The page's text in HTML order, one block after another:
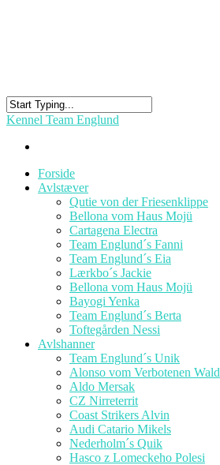
Kennel Team Englund
Forside
Avlstæver
Qutie von der Friesenklippe
Bellona vom Haus Mojü
Cartagena Electra
Team Englund´s Fanni
Team Englund´s Eia
Lærkbo´s Jackie
Bellona vom Haus Mojü
Bayogi Yenka
Team Englund´s Berta
Toftegården Nessi
Avlshanner
Team Englund´s Unik
Alonso vom Verbotenen Wald
Aldo Mersak
CZ Nirreterrit
Coast Strikers Alvin
Audi Catario Mikels
Nederholm´s Quik
Hasco z Lomeckeho Polesi